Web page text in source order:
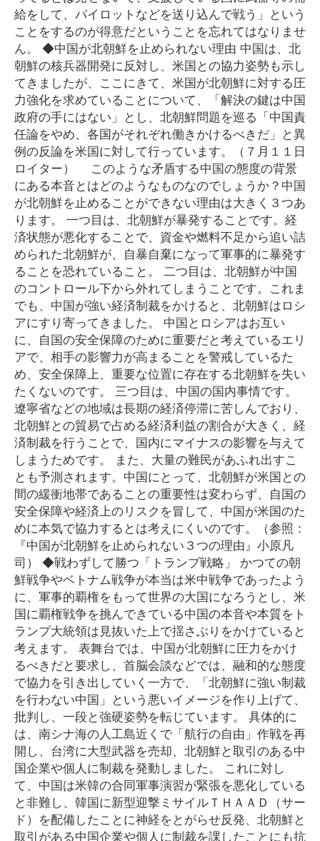
給をして、パイロットなどを送り込んで戦う」という
ことをするのが得意だということを忘れてはなりませ
ん。 ◆中国が北朝鮮を止められない理由 中国は、北
朝鮮の核兵器開発に反対し、米国との協力姿勢も示し
てきましたが、ここにきて、米国が北朝鮮に対する圧
力強化を求めていることについて、「解決の鍵は中国
政府の手にはない」とし、北朝鮮問題を巡る「中国責
任論をやめ、各国がそれぞれ働きかけるべきだ」と異
例の反論を米国に対して行っています。（７月１１日
ロイター） このような矛盾する中国の態度の背景
にある本音とはどのようなものなのでしょうか？中国
が北朝鮮を止めることができない理由は大きく３つあ
ります。 一つ目は、北朝鮮が暴発することです。経
済状態が悪化することで、資金や燃料不足から追い詰
められた北朝鮮が、自暴自棄になって軍事的に暴発す
ることを恐れていること。 二つ目は、北朝鮮が中国
のコントロール下から外れてしまうことです。これま
でも、中国が強い経済制裁をかけると、北朝鮮はロシ
アにすり寄ってきました。 中国とロシアはお互い
に、自国の安全保障のために重要だと考えているエリ
アで、相手の影響力が高まることを警戒しているた
め、安全保障上、重要な位置に存在する北朝鮮を失い
たくないのです。 三つ目は、中国の国内事情です。
遼寧省などの地域は長期の経済停滞に苦しんでおり、
北朝鮮との貿易で占める経済利益の割合が大きく、経
済制裁を行うことで、国内にマイナスの影響を与えて
しまうためです。 また、大量の難民があふれ出すこ
とも予測されます。中国にとって、北朝鮮が米国との
間の緩衝地帯であることの重要性は変わらず、自国の
安全保障や経済上のリスクを冒して、中国が米国のた
めに本気で協力するとは考えにくいのです。（参照：
『中国が北朝鮮を止められない３つの理由』小原凡
司） ◆戦わずして勝つ「トランプ戦略」 かつての朝
鮮戦争やベトナム戦争が本当は米中戦争であったよう
に、軍事的覇権をもって世界の大国になろうとし、米
国に覇権戦争を挑んできている中国の本音や本質をト
ランプ大統領は見抜いた上で揺さぶりをかけていると
考えます。 表舞台では、中国が北朝鮮に圧力をかけ
るべきだと要求し、首脳会談などでは、融和的な態度
で協力を引き出していく一方で、「北朝鮮に強い制裁
を行わない中国」という悪いイメージを作り上げて、
批判し、一段と強硬姿勢を転じています。 具体的に
は、南シナ海の人工島近くで「航行の自由」作戦を再
開し、台湾に大型武器を売却、北朝鮮と取引のある中
国企業や個人に制裁を発動しました。 これに対し
て、中国は米韓の合同軍事演習が緊張を悪化している
と非難し、韓国に新型迎撃ミサイルＴＨＡＡＤ（サー
ド）を配備したことに神経をとがらせ反発、北朝鮮と
取引がある中国企業や個人に制裁を課したことにも抗